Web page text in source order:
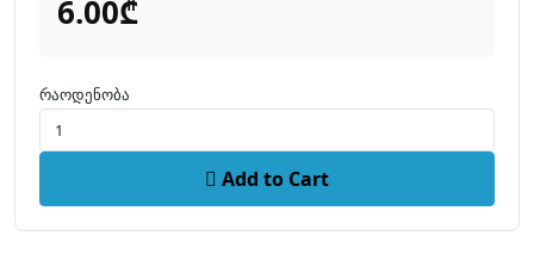
6.00₾
რაოდენობა
Add to Cart